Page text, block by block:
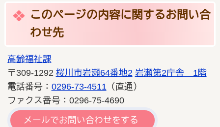
このページの内容に関するお問い合
わせ先
高齢福祉課
〒309-1292 桜川市岩瀬64番地2 岩瀬第2庁舎 1階
電話番号： 0296-73-4511 （直通）
ファクス番号：0296-75-4690
メールでお問い合わせをする